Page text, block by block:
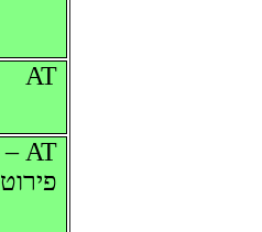
AT
AT –
פירוט